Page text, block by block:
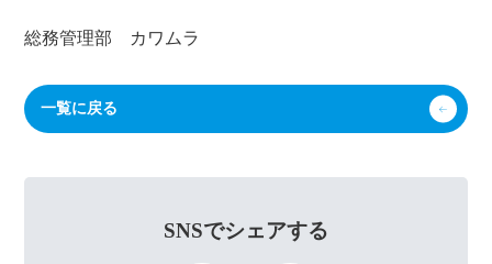
総務管理部 カワムラ
一覧に戻る
SNSでシェアする